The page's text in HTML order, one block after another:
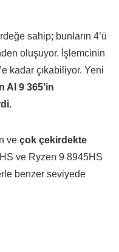
sahip; bunların 4’ü
oluşuyor. İşlemcinin
kadar çıkabiliyor. Yeni
AI 9 365’in
ve çok çekirdekte
ve Ryzen 9 8945HS
benzer seviyede